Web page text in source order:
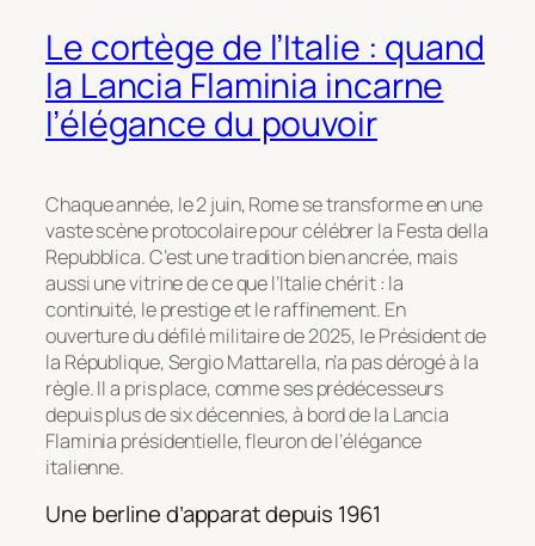
Le cortège de l’Italie : quand
la Lancia Flaminia incarne
l’élégance du pouvoir
Chaque année, le 2 juin, Rome se transforme en une
vaste scène protocolaire pour célébrer la Festa della
Repubblica. C’est une tradition bien ancrée, mais
aussi une vitrine de ce que l’Italie chérit : la
continuité, le prestige et le raffinement. En
ouverture du défilé militaire de 2025, le Président de
la République, Sergio Mattarella, n’a pas dérogé à la
règle. Il a pris place, comme ses prédécesseurs
depuis plus de six décennies, à bord de la Lancia
Flaminia présidentielle, fleuron de l’élégance
italienne.
Une berline d’apparat depuis 1961